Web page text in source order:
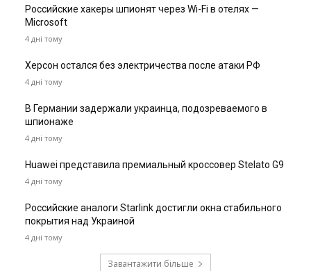
Российские хакеры шпионят через Wi-Fi в отелях —
Microsoft
4 дні тому
Херсон остался без электричества после атаки РФ
4 дні тому
В Германии задержали украинца, подозреваемого в
шпионаже
4 дні тому
Huawei представила премиальный кроссовер Stelato G9
4 дні тому
Российские аналоги Starlink достигли окна стабильного
покрытия над Украиной
4 дні тому
Завантажити більше